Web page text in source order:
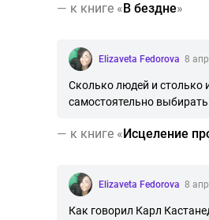
— к книге «В бездне»
Elizaveta Fedorova 8
Сколько людей и столько
самостоятельно
— к книге «Исцеление
Elizaveta Fedorova 8
Как говорил Карл